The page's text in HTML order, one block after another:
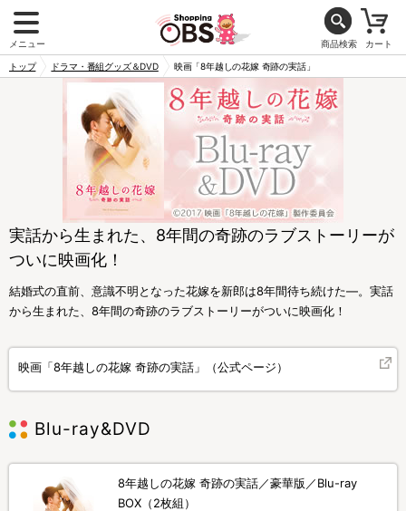
メニュー 商品検索 カート
トップ ドラマ・番組グッズ＆DVD 映画「8年越しの花嫁 奇跡の実話」
実話から生まれた、8年間の奇跡のラブストーリーが
ついに映画化！
結婚式の直前、意識不明となった花嫁を新郎は8年間待ち続けた―。実話
から生まれた、8年間の奇跡のラブストーリーがついに映画化！
映画「8年越しの花嫁 奇跡の実話」（公式ページ）
Blu-ray&DVD
8年越しの花嫁 奇跡の実話／豪華版／Blu-ray
BOX（2枚組）